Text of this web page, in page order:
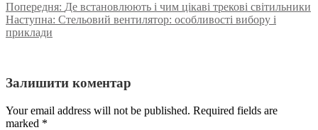
Попередня: Де встановлюють і чим цікаві трекові світильники
Наступна: Стельовий вентилятор: особливості вибору і
приклади
Залишити коментар
Your email address will not be published. Required fields are
marked *